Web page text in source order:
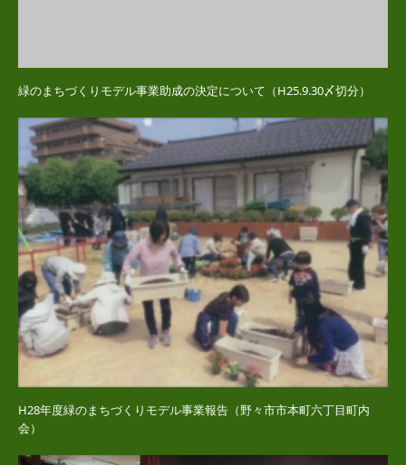
緑のまちづくりモデル事業助成の決定について（H25.9.30〆切分）
H28年度緑のまちづくりモデル事業報告（野々市市本町六丁目町内
会）